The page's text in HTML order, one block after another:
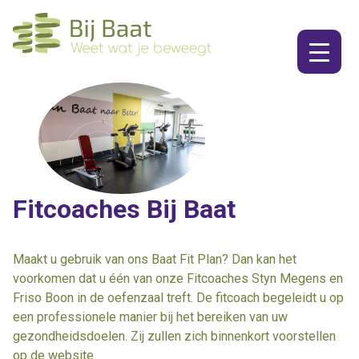
naar
de
Fitcoaches Bij Baat
Maakt u gebruik van ons Baat Fit Plan? Dan kan het
voorkomen dat u één van onze Fitcoaches Styn Megens en
Friso Boon in de oefenzaal treft. De fitcoach begeleidt u op
een professionele manier bij het bereiken van uw
gezondheidsdoelen. Zij zullen zich binnenkort voorstellen
op de website.